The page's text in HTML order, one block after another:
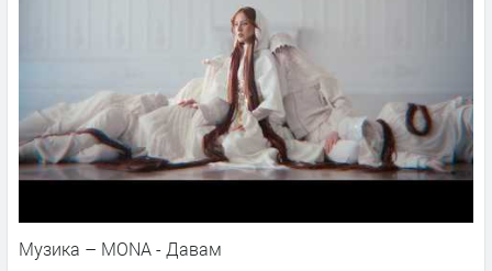
Музика – MONA - Давам